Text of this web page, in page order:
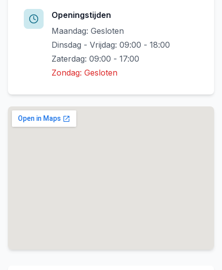
Openingstijden
Maandag: Gesloten
Dinsdag - Vrijdag: 09:00 - 18:00
Zaterdag: 09:00 - 17:00
Zondag: Gesloten